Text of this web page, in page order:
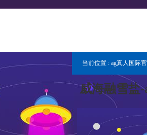
当前位置 : ag真人国际
威海融雪盐